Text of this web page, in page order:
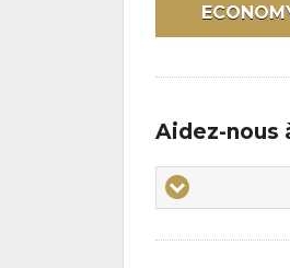
Aidez-nous
Vos
centres